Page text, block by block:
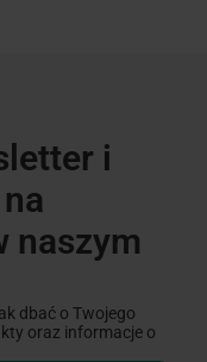
i
na
naszym
dbać o Twojego
oraz informacje o